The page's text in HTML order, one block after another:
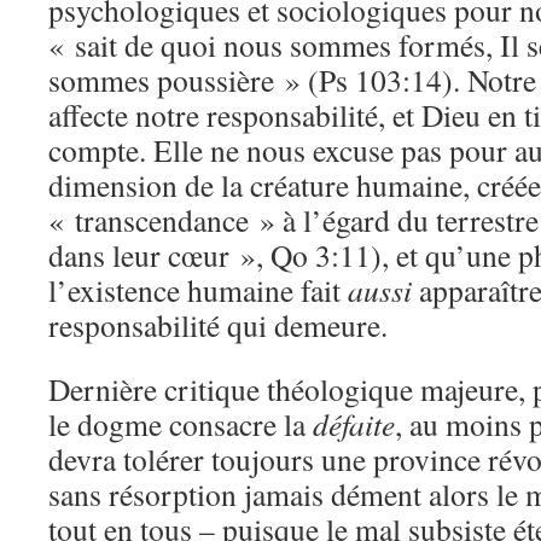
psychologiques et sociologiques pour
« sait de quoi nous sommes formés, Il
sommes poussière » (Ps 103:14).
affecte notre responsabilité, et Dieu en
compte. Elle ne nous excuse pas pour
dimension de la créature humaine,
« transcendance » à l’égard du
dans leur cœur », Qo 3:11), et qu’une
l’existence humaine faitaussi
responsabilité qui demeure.
Dernière critique théologique majeure,
le dogme consacre ladéfaite, au moins
devra tolérer toujours une province
sans résorption jamais dément alors le
tout en tous – puisque le mal subsiste